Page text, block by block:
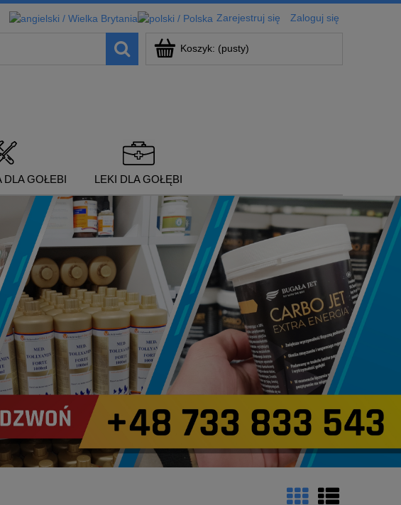
Zarejestruj się Zaloguj się
Koszyk: (pusty)
DLA GOŁEBI LEKI DLA GOŁĘBI